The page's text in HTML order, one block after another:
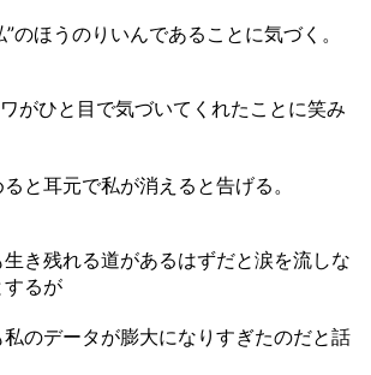
”のほうのりいんであることに気づく。
がひと目で気づいてくれたことに笑み
と耳元で私が消えると告げる。
生き残れる道があるはずだと涙を流しな
するが
のデータが膨大になりすぎたのだと話